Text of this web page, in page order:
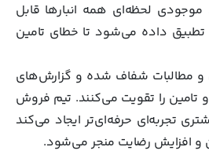
لحظه‌ای همه انبارها قابل
داده می‌شود تا خطای تامین
و مطالبات شفاف شده و گزارش‌های
را تقویت می‌کنند. تیم فروش
تجربه‌ای حرفه‌ای‌تر ایجاد می‌کند
و افزایش رضایت منجر می‌شود.